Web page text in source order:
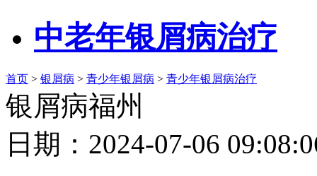
中老年银屑病治疗
首页 > 银屑病 > 青少年银屑病 > 青少年银屑病治疗
银屑病福州
日期：2024-07-06